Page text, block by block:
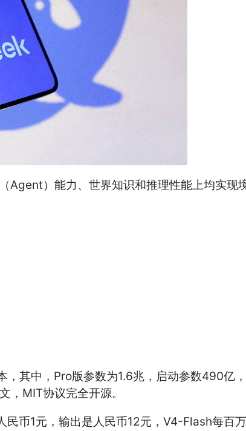
）能力、世界知识和推理性能上均实现
其中，Pro版参数为1.6兆，启动参数490
，MIT协议完全开源。
币1元，输出是人民币12元，V4-Flash每百